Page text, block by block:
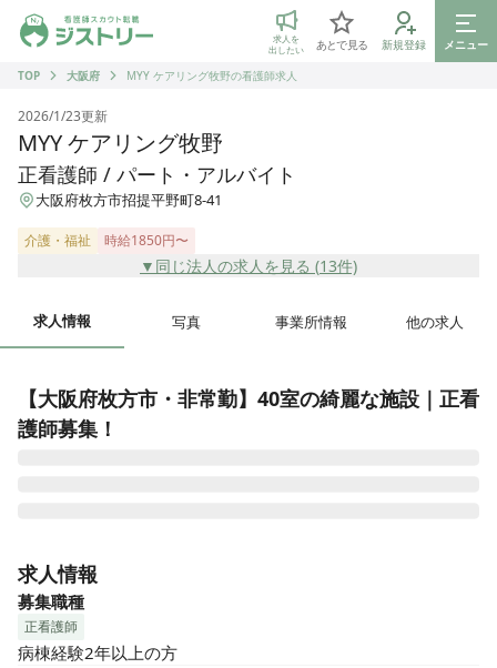
ジストリー 看護師の転職マッチング
求人を
出したい
あとで見る 新規登録
メニュー
TOP
大阪府 MYY ケアリング牧野の看護師求人
2026/1/23更新
MYY ケアリング牧野
正看護師 / パート・アルバイト
大阪府枚方市招提平野町8-41
介護・福祉 時給1850円〜
▼同じ法人の求人を見る (13件)
求人情報 写真 事業所情報 他の求人
【大阪府枚方市・非常勤】40室の綺麗な施設｜正看
護師募集！
利用者さまに「その人らしく生きていただきたい」「生きる
幸せを感じていただく」ことを理念とし。
私たちPanda Care 株式会社は あなたのやさしさと一生懸命さ
が入居者さまや一緒に働く仲間の心に届く…そんな職場を目
指しています。
求人情報
募集職種
正看護師
病棟経験2年以上の方